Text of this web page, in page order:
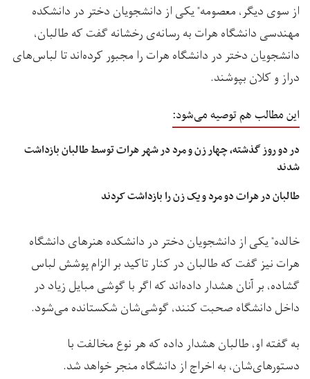
از سوی دیگر، معصومه* یکی از دانشجویان دختر در دانشکده
مهندسی دانشگاه هرات به رسانه‌ی رخشانه گفت که طالبان،
دانشجویان دختر در دانشگاه هرات را مجبور کرده‌اند تا لباس‌های
دراز و کلان بپوشند.
این مطالب هم توصیه می‌شود:
در دو روز گذشته، چهار زن و مرد در شهر هرات توسط طالبان بازداشت
شدند
طالبان در هرات دو مرد و یک زن را بازداشت کردند
خالده* یکی از دانشجویان دختر در دانشکده هنرهای دانشگاه
هرات نیز گفت که طالبان در کنار تاکید بر الزام پوشش لباس
گشاده، بر آنان هشدار داده‌اند که اگر با گوشی مبایل زیاد در
داخل دانشگاه صحبت کنند، گوشی‌شان شکستانده می‌شود.
به گفته او، طالبان هشدار داده‌ که هر نوع مخالفت با
دستورهای‌شان، به اخراج از دانشگاه منجر خواهد شد.